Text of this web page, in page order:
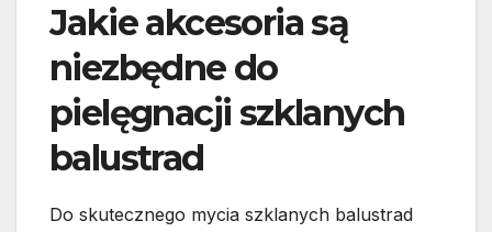
Jakie akcesoria są
niezbędne do
pielęgnacji szklanych
balustrad
Do skutecznego mycia szklanych balustrad